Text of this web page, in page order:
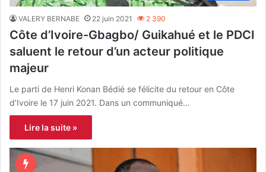
VALERY BERNABE 22 juin 2021 2 390
Côte d’Ivoire-Gbagbo/ Guikahué et le PDCI
saluent le retour d’un acteur politique
majeur
Le parti de Henri Konan Bédié se félicite du retour en Côte
d’Ivoire le 17 juin 2021. Dans un communiqué…
Lire la suite »